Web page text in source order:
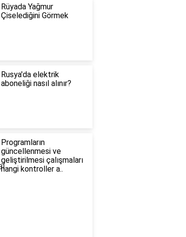
Rüyada Yağmur
Çiselediğini Görmek
Rusya'da elektrik
aboneliği nasıl alınır?
Programların
güncellenmesi ve
geliştirilmesi çalışmaları
hangi kontroller a..